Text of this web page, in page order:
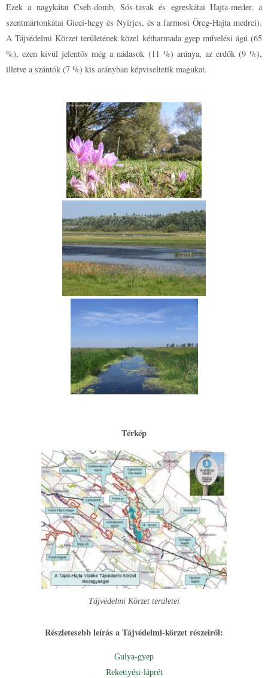
Ezek a nagykátai Cseh-domb, Sós-tavak és egreskátai Hajta-meder, a
szentmártonkátai Gicei-hegy és Nyírjes, és a farmosi Öreg-Hajta medrei).
A Tájvédelmi Körzet területének közel kétharmada gyep művelési ágú (65
%), ezen kívül jelentős még a nádasok (11 %) aránya, az erdők (9 %),
illetve a szántók (7 %) kis arányban képviseltetik magukat.
Térkép
Tájvédelmi Körzet területei
Részletesebb leírás a Tájvédelmi-körzet részeiről:
Gulya-gyep
Rekettyési-láprét